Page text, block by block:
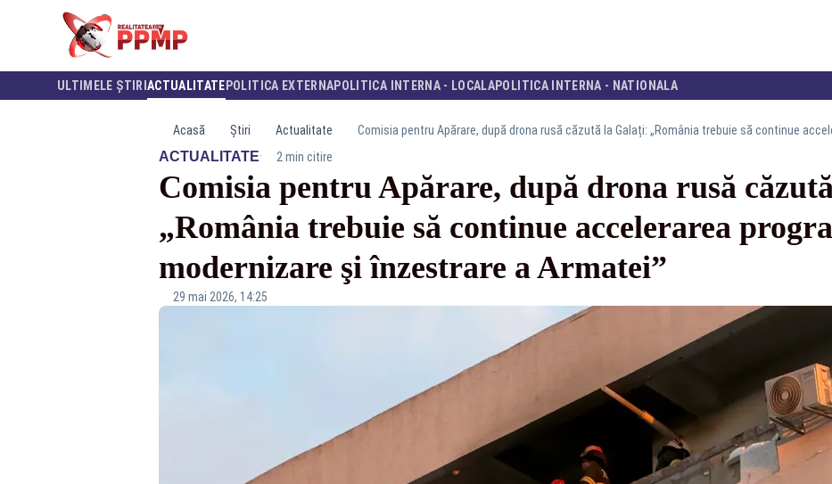
ULTIMELE ȘTIRI ACTUALITATE POLITICA EXTERNAPOLITICA INTERNA - LOCALAPOLITICA INTERNA - NATIONALA
Acasă Știri Actualitate
ACTUALITATE· 2 min citire
Comisia pentru Apărare, după drona rusă
„România trebuie să continue accelerarea
modernizare şi înzestrare a Armatei”
29 mai 2026, 14:25